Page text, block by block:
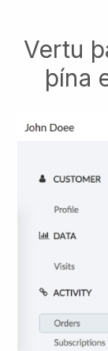
Vertu
þína